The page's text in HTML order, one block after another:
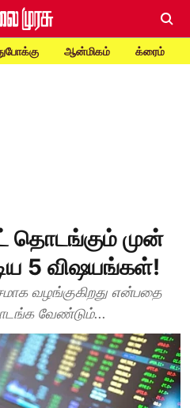
ஆன்மிகம் க்ரைம்
தொடங்கும் முன்
5 விஷயங்கள்!
வழங்குகிறது என்பதை
வேண்டும்...